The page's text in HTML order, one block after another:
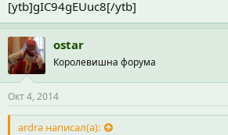
[ytb]gIC94gEUuc8[/ytb]
ostar
Королевишна форума
Окт 4, 2014
ardra написал(а):